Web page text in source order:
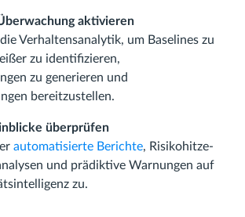
aktivieren
Verhaltensanalytik, um Baselines zu
zu identifizieren,
zu generieren und
bereitzustellen.
überprüfen
automatisierte Berichte, Risikohitze-
und prädiktive Warnungen auf
zu.